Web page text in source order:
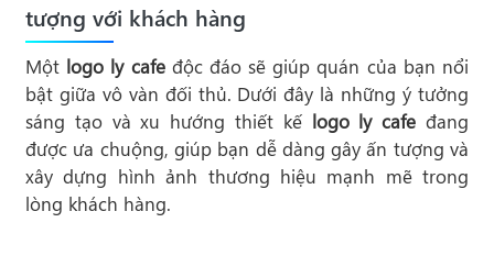
tượng với khách hàng
Một logo ly cafeđộc đáo sẽ giúp quán của bạn nổi
bật giữa vô vàn đối thủ. Dưới đây là những ý tưởng
sáng tạo và xu hướng thiết kế logo ly cafe đang
được ưa chuộng, giúp bạn dễ dàng gây ấn tượng và
xây dựng hình ảnh thương hiệu mạnh mẽ trong
lòng khách hàng.